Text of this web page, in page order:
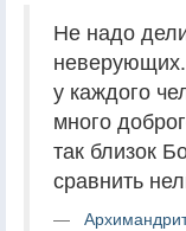
Не надо
у каждого
много
так близок
сравнить